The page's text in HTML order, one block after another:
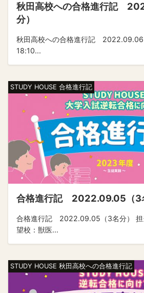
秋田高校への合格進行記
分）
秋田高校への合格進行記 2022.09.06
18:10...
STUDY HOUSE 合格進行記
合格進行記 2022.09.05（3
合格進行記 2022.09.05（3名分） 担
望校：獣医...
STUDY HOUSE 秋田高校への合格進行記